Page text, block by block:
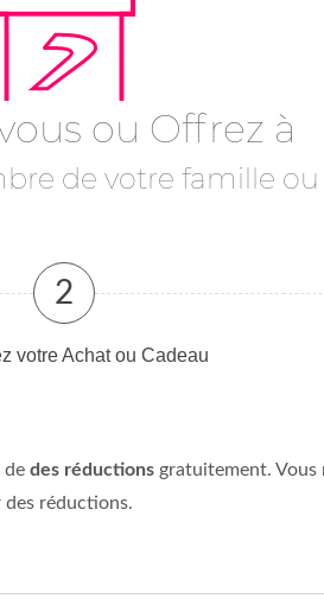
ou Offrez à
de votre famille ou
2
votre Achat ou Cadeau
de des réductions gratuitement. Vous
réductions.